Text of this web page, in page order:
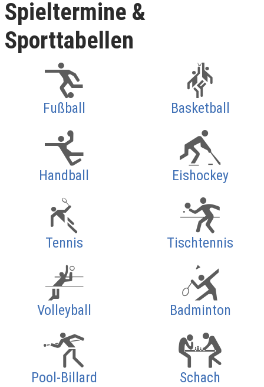
Spieltermine &
Sporttabellen
Fußball Basketball
Handball Eishockey
Tennis Tischtennis
Volleyball Badminton
Pool-Billard Schach